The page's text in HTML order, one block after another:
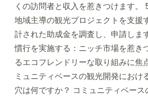
くの訪問者と収入を惹きつけます。
地域主導の観光プロジェクトを支援
計された助成金を調査し、申請しま
慣行を実施する：ニッチ市場を惹き
るエコフレンドリーな取り組みに焦
ミュニティベースの観光開発におけ
穴は何ですか？ コミュニティベー